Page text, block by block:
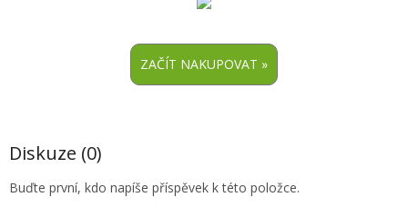
Diskuze (0)
Buďte první, kdo napíše příspěvek k této položce.